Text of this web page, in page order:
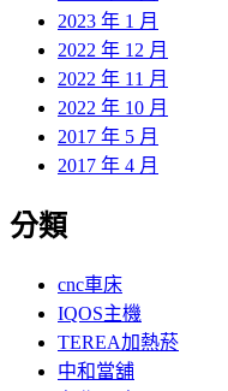
2023 年 1 月
2022 年 12 月
2022 年 11 月
2022 年 10 月
2017 年 5 月
2017 年 4 月
分類
cnc車床
IQOS主機
TEREA加熱菸
中和當舖